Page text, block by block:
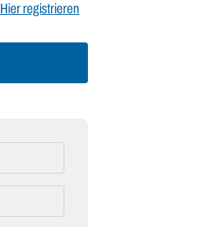
Hier registrieren